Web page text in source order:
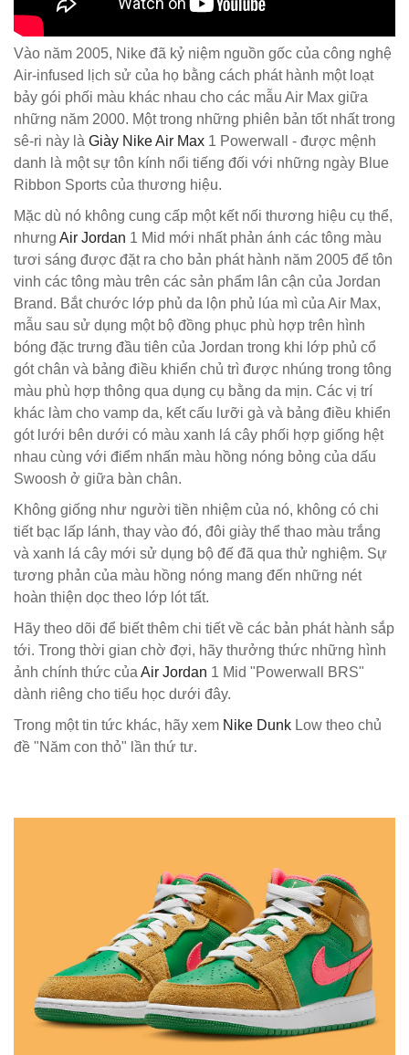
Vào năm 2005, Nike đã kỷ niệm nguồn gốc của công nghệ
Air-infused lịch sử của họ bằng cách phát hành một loạt
bảy gói phối màu khác nhau cho các mẫu Air Max giữa
những năm 2000. Một trong những phiên bản tốt nhất trong
sê-ri này là Giày Nike Air Max 1 Powerwall - được mệnh
danh là một sự tôn kính nổi tiếng đối với những ngày Blue
Ribbon Sports của thương hiệu.
Mặc dù nó không cung cấp một kết nối thương hiệu cụ thể,
nhưng Air Jordan 1 Mid mới nhất phản ánh các tông màu
tươi sáng được đặt ra cho bản phát hành năm 2005 để tôn
vinh các tông màu trên các sản phẩm lân cận của Jordan
Brand. Bắt chước lớp phủ da lộn phủ lúa mì của Air Max,
mẫu sau sử dụng một bộ đồng phục phù hợp trên hình
bóng đặc trưng đầu tiên của Jordan trong khi lớp phủ cổ
gót chân và bảng điều khiển chủ trì được nhúng trong tông
màu phù hợp thông qua dụng cụ bằng da mịn. Các vị trí
khác làm cho vamp da, kết cấu lưỡi gà và bảng điều khiển
gót lưới bên dưới có màu xanh lá cây phối hợp giống hệt
nhau cùng với điểm nhấn màu hồng nóng bỏng của dấu
Swoosh ở giữa bàn chân.
Không giống như người tiền nhiệm của nó, không có chi
tiết bạc lấp lánh, thay vào đó, đôi giày thể thao màu trắng
và xanh lá cây mới sử dụng bộ đế đã qua thử nghiệm. Sự
tương phản của màu hồng nóng mang đến những nét
hoàn thiện dọc theo lớp lót tất.
Hãy theo dõi để biết thêm chi tiết về các bản phát hành sắp
tới. Trong thời gian chờ đợi, hãy thưởng thức những hình
ảnh chính thức của Air Jordan 1 Mid "Powerwall BRS"
dành riêng cho tiểu học dưới đây.
Trong một tin tức khác, hãy xem Nike Dunk Low theo chủ
đề "Năm con thỏ" lần thứ tư.